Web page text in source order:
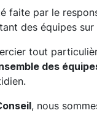
faite par le
des équipes sur
tout
des
, nous